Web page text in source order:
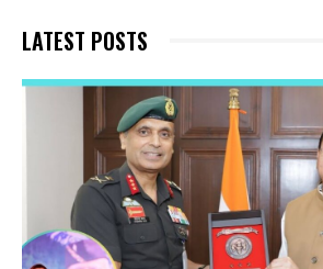
LATEST POSTS